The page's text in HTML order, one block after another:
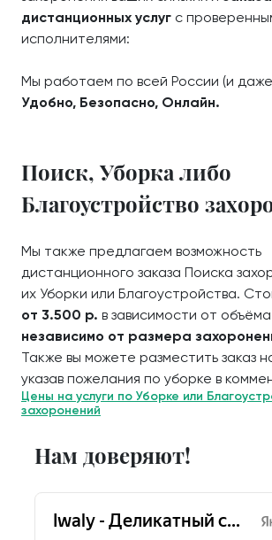
дистанционных услуг с
исполнителями:
Мы работаем по всей России (и даже
Удобно, Безопасно, Онлайн.
Поиск, Уборка либо
Благоустройство
Мы также предлагаем возможность
дистанционного заказа Поиска
их Уборки или Благоустройства.
от 3.500 р. в зависимости от
независимо от размера
Также вы можете разместить заказ
указав пожелания по уборке в
Цены на услуги по Уборке или
захоронений
Нам доверяют!